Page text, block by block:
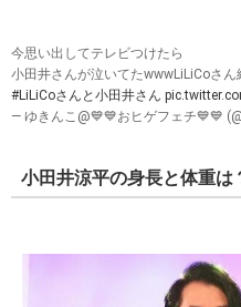
今思い出してテレビつけたら
小田井さんが泣いてたwwwLiLiCoさ
#LiLiCoさんと小田井さん
— ゆきんこ@💙💙おヒゲフェチ💙💙
小田井涼平の身長と体重は